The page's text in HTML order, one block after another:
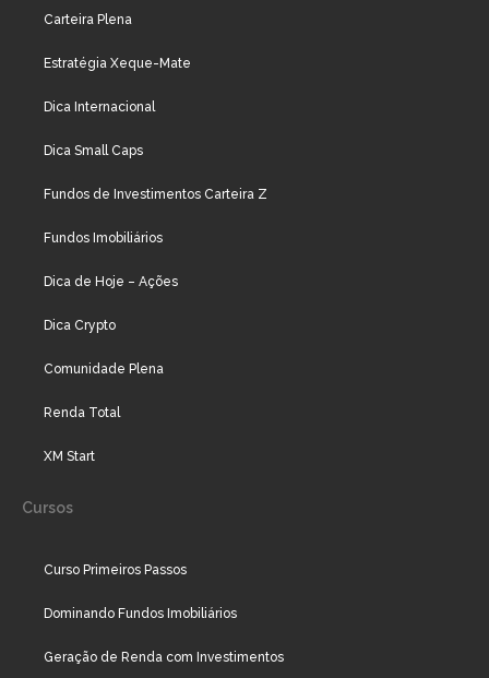
Carteira Plena
Estratégia Xeque-Mate
Dica Internacional
Dica Small Caps
Fundos de Investimentos Carteira Z
Fundos Imobiliários
Dica de Hoje – Ações
Dica Crypto
Comunidade Plena
Renda Total
XM Start
Cursos
Curso Primeiros Passos
Dominando Fundos Imobiliários
Geração de Renda com Investimentos